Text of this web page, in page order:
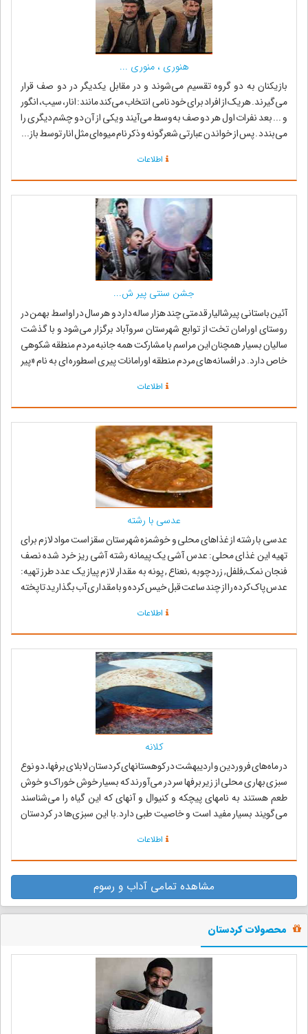
هنورى ، منورى ...
بازیکنان به دو گروه تقسیم مى‌شوند و در مقابل یکدیگر در دو صف قرار
مى‌گیرند. هریک از افراد براى خود نامى انتخاب مى‌کند مانند: انار، سیب، انگور
و ... بعد نفرات اول هر دو صف به‌وسط مى‌آیند و یکى از آن دو چشم دیگرى را
مى‌بندد . پس از خواندن عبارتى شعرگونه و ذکر نام میوه‌اى مثل انار توسط باز...
اطلاعات
جشن سنتی پیر ش...
آئین باستانی پیرشالیار قدمتی چند هزار ساله دارد و هر سال در اواسط بهمن در
روستای اورامان تخت از توابع شهرستان سروآباد برگزار می‌شود و با گذشت
سالیان بسیار همچنان این مراسم با مشارکت همه جانبه مردم منطقه شکوهی
خاص دارد. در افسانه‌های مردم منطقه اورامانات پیری اسطوره ای به نام «پیر
اطلاعات
عدسی با رشته
عدسی با رشته از غذاهای محلی و خوشمزه شهرستان سقز است مواد لازم برای
تهیه این غذای محلی: عدس آشی یک پیمانه رشته آشی ریز خرد شده نصف
فنجان نمک,فلفل, زردچوبه ,نعناع , پونه به مقدار لازم پیاز یک عدد طرز تهیه:
عدس پاک کرده را از چند ساعت قبل خیس کرده و با مقداری آب بگذارید تا پخته
اطلاعات
کلانه
در ماه‌های فروردین و اردیبهشت در کوهستانهای کردستان لابلای برفها، دو نوع
سبزی بهاری محلی از زیر برفها سر در می‌آورند که بسیار خوش خوراک و خوش
طعم هستند به نامهای پیچکه و کنیوال و آنهای که این گیاه را می‌شناسند
می‌گویند بسیار مفید است و خاصیت طبی دارد.با این سبزی‌ها در کردستان
اطلاعات
مشاهده تمامی آداب و رسوم
محصولات کردستان